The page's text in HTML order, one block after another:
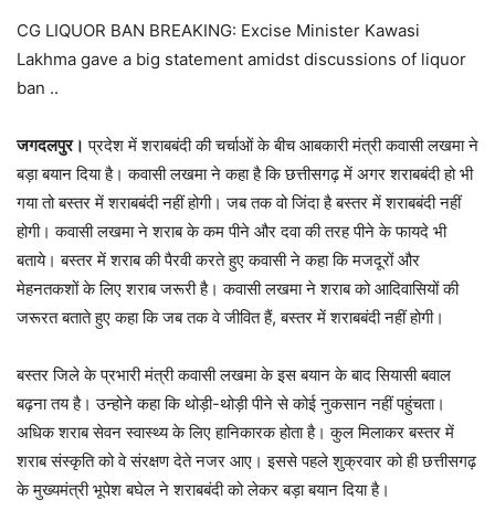
CG LIQUOR BAN BREAKING: Excise Minister Kawasi
Lakhma gave a big statement amidst discussions of liquor
ban ..
जगदलपुर। प्रदेश में शराबबंदी की चर्चाओं के बीच आबकारी मंत्री कवासी लखमा ने
बड़ा बयान दिया है। कवासी लखमा ने कहा है कि छत्तीसगढ़ में अगर शराबबंदी हो भी
गया तो बस्तर में शराबबंदी नहीं होगी। जब तक वो जिंदा है बस्तर में शराबबंदी नहीं
होगी। कवासी लखमा ने शराब के कम पीने और दवा की तरह पीने के फायदे भी
बताये। बस्तर में शराब की पैरवी करते हुए कवासी ने कहा कि मजदूरों और
मेहनतकशों के लिए शराब जरूरी है। कवासी लखमा ने शराब को आदिवासियों की
जरूरत बताते हुए कहा कि जब तक वे जीवित हैं, बस्तर में शराबबंदी नहीं होगी।
बस्तर जिले के प्रभारी मंत्री कवासी लखमा के इस बयान के बाद सियासी बवाल
बढ़ना तय है। उन्होने कहा कि थोड़ी-थोड़ी पीने से कोई नुकसान नहीं पहुंचता।
अधिक शराब सेवन स्वास्थ्य के लिए हानिकारक होता है। कुल मिलाकर बस्तर में
शराब संस्कृति को वे संरक्षण देते नजर आए। इससे पहले शुक्रवार को ही छत्तीसगढ़
के मुख्यमंत्री भूपेश बघेल ने शराबबंदी को लेकर बड़ा बयान दिया है।